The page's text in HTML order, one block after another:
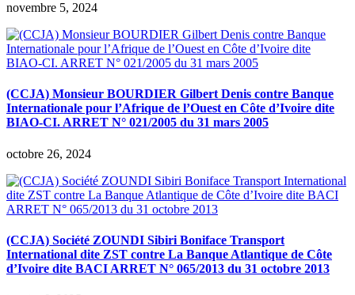
novembre 5, 2024
(CCJA) Monsieur BOURDIER Gilbert Denis contre Banque
Internationale pour l’Afrique de l’Ouest en Côte d’Ivoire dite
BIAO-CI. ARRET N° 021/2005 du 31 mars 2005
octobre 26, 2024
(CCJA) Société ZOUNDI Sibiri Boniface Transport
International dite ZST contre La Banque Atlantique de Côte
d’Ivoire dite BACI ARRET N° 065/2013 du 31 octobre 2013